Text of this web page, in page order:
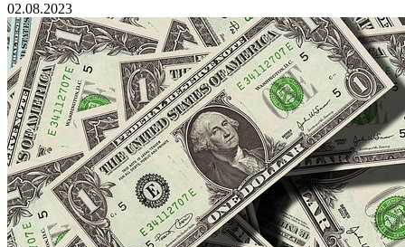
02.08.2023